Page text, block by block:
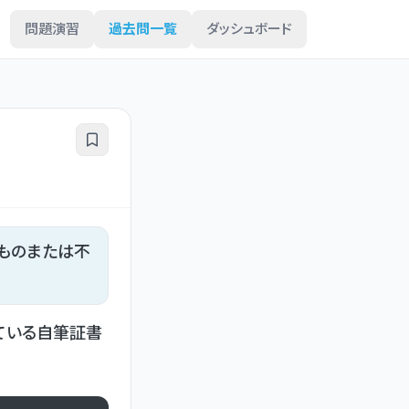
問題演習 過去問一覧 ダッシュボード
のまたは不
いる自筆証書